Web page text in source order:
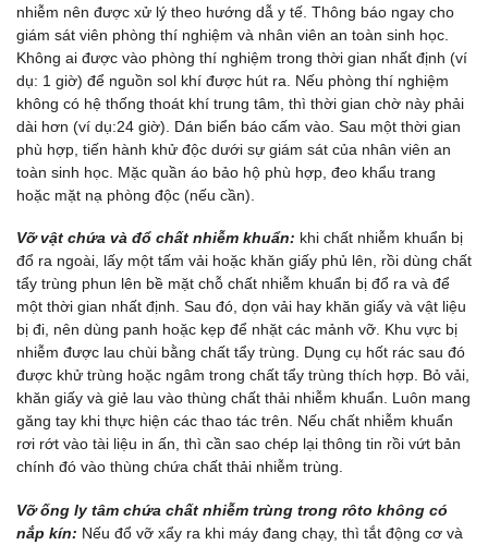
nhiễm nên được xử lý theo hướng dẫ y tế. Thông báo ngay cho
giám sát viên phòng thí nghiệm và nhân viên an toàn sinh học.
Không ai được vào phòng thí nghiệm trong thời gian nhất định (ví
dụ: 1 giờ) để nguồn sol khí được hút ra. Nếu phòng thí nghiệm
không có hệ thống thoát khí trung tâm, thì thời gian chờ này phải
dài hơn (ví dụ:24 giờ). Dán biển báo cấm vào. Sau một thời gian
phù hợp, tiến hành khử độc dưới sự giám sát của nhân viên an
toàn sinh học. Mặc quần áo bảo hộ phù hợp, đeo khẩu trang
hoặc mặt nạ phòng độc (nếu cần).
Vỡ vật chứa và đổ chất nhiễm khuẩn: khi chất nhiễm khuẩn bị
đổ ra ngoài, lấy một tấm vải hoặc khăn giấy phủ lên, rồi dùng chất
tẩy trùng phun lên bề mặt chỗ chất nhiễm khuẩn bị đổ ra và để
một thời gian nhất định. Sau đó, dọn vải hay khăn giấy và vật liệu
bị đi, nên dùng panh hoặc kẹp để nhặt các mảnh vỡ. Khu vực bị
nhiễm được lau chùi bằng chất tẩy trùng. Dụng cụ hốt rác sau đó
được khử trùng hoặc ngâm trong chất tẩy trùng thích hợp. Bỏ vải,
khăn giấy và giẻ lau vào thùng chất thải nhiễm khuẩn. Luôn mang
găng tay khi thực hiện các thao tác trên. Nếu chất nhiễm khuẩn
rơi rớt vào tài liệu in ấn, thì cần sao chép lại thông tin rồi vứt bản
chính đó vào thùng chứa chất thải nhiễm trùng.
Vỡ ống ly tâm chứa chất nhiễm trùng trong rôto không có
nắp kín: Nếu đổ vỡ xẩy ra khi máy đang chạy, thì tắt động cơ và